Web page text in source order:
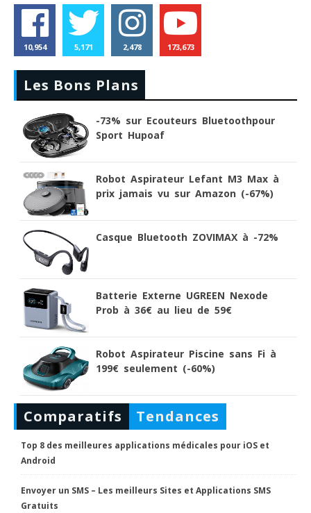
10,954 5,171 2,478 173,673
Les Bons Plans
-73% sur Ecouteurs Bluetoothpour
Sport Hupoaf
Robot Aspirateur Lefant M3 Max à
prix jamais vu sur Amazon (-67%)
Casque Bluetooth ZOVIMAX à -72%
Batterie Externe UGREEN Nexode
Prob à 36€ au lieu de 59€
Robot Aspirateur Piscine sans Fi à
199€ seulement (-60%)
Comparatifs Tendances
Top 8 des meilleures applications médicales pour iOS et
Android
Envoyer un SMS – Les meilleurs Sites et Applications SMS
Gratuits